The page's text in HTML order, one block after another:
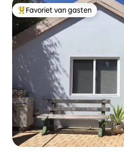
Topfavoriet van gasten
Favoriet van gasten